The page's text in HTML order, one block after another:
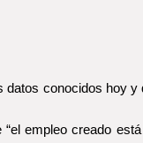
datos conocidos hoy
empleo creado